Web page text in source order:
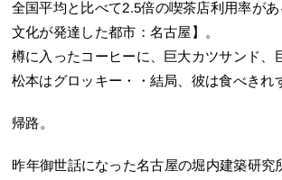
全国平均と比べて2.5倍の喫茶店利用率が
文化が発達した都市：名古屋】。
樽に入ったコーヒーに、巨大カツサンド、
松本はグロッキー・・結局、彼は食べきれ
帰路。
昨年御世話になった名古屋の堀内建築研究